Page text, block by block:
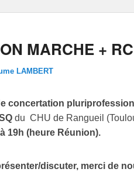
MARCHE +
LAMBERT
concertation
du CHU de Rangueil
19h (heure Réunion).
discuter, merci de